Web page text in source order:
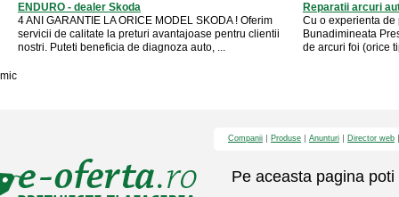
ENDURO - dealer Skoda
4 ANI GARANTIE LA ORICE MODEL SKODA ! Oferim
servicii de calitate la preturi avantajoase pentru clientii
nostri. Puteti beneficia de diagnoza auto, ...
Reparatii arcuri
Cu o experienta de
Bunadimineata
de arcuri foi (orice
mic
Companii Produse Anunturi Director web
Pe aceasta pagina poti